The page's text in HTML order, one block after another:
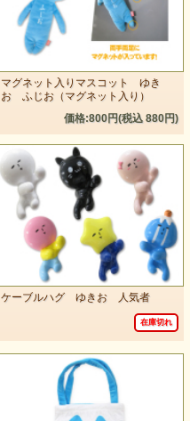
マグネット入りマスコット ゆき
お ふじお（マグネット入り）
価格:800円(税込 880円)
ケーブルハグ ゆきお 人気者
在庫切れ